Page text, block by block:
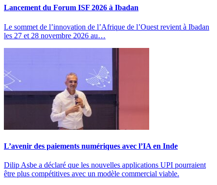
Lancement du Forum ISF 2026 à Ibadan
Le sommet de l’innovation de l’Afrique de l’Ouest revient à Ibadan
les 27 et 28 novembre 2026 au…
L’avenir des paiements numériques avec l’IA en Inde
Dilip Asbe a déclaré que les nouvelles applications UPI pourraient
être plus compétitives avec un modèle commercial viable.